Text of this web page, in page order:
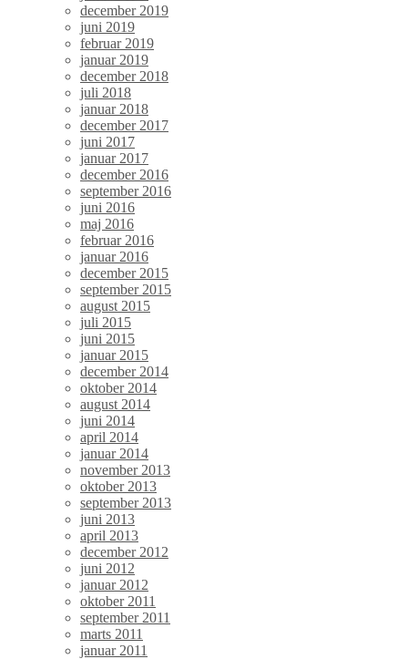
december 2019
juni 2019
februar 2019
januar 2019
december 2018
juli 2018
januar 2018
december 2017
juni 2017
januar 2017
december 2016
september 2016
juni 2016
maj 2016
februar 2016
januar 2016
december 2015
september 2015
august 2015
juli 2015
juni 2015
januar 2015
december 2014
oktober 2014
august 2014
juni 2014
april 2014
januar 2014
november 2013
oktober 2013
september 2013
juni 2013
april 2013
december 2012
juni 2012
januar 2012
oktober 2011
september 2011
marts 2011
januar 2011